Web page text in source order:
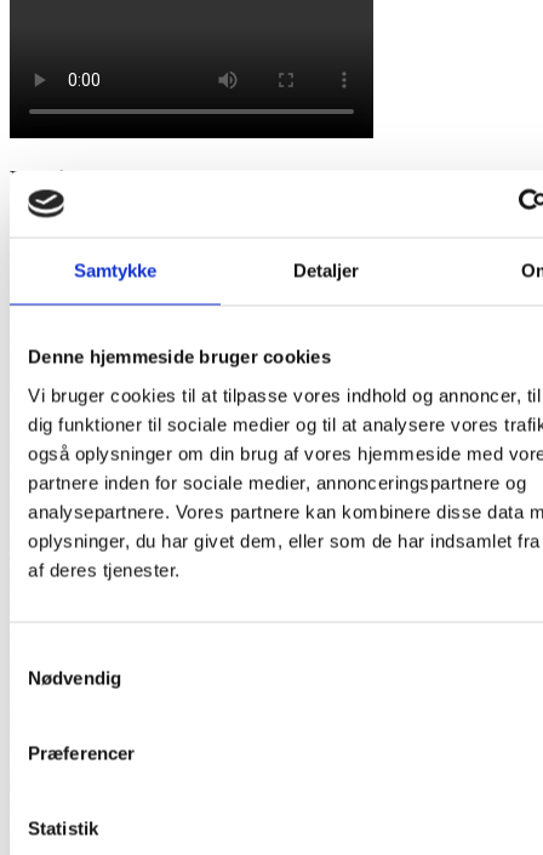
Samtykke Detaljer
Denne hjemmeside bruger cookies
Vi bruger cookies til at tilpasse vores indhold og annoncer,
dig funktioner til sociale medier og til at analysere vores
også oplysninger om din brug af vores hjemmeside med
partnere inden for sociale medier, annonceringspartnere og
analysepartnere. Vores partnere kan kombinere disse data
oplysninger, du har givet dem, eller som de har indsamlet
af deres tjenester.
Nødvendig
Præferencer
Statistik
Kvalitet
betræk i Ambla
materiale, som bruges påhospitaler, plejehjemog i offentlige
miljøermed højslitageog krav om høj hygiejne.
Stærkt ergonomisk gennemgående sædei
formspændt bøgefinérmed holdbareskruemuffer.
Betrækket på sædet leveres istandard farve Blå Skye
12 flotte farver, som kan tilpasses din indretning.
20 år.